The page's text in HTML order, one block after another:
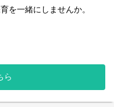
を一緒にしませんか。
らの応募）
ら